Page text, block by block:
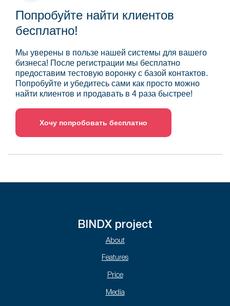
Попробуйте найти клиентов
бесплатно!
Мы уверены в пользе нашей системы для вашего
бизнеса! После регистрации мы бесплатно
предоставим тестовую воронку с базой контактов.
Попробуйте и убедитесь сами как просто можно
найти клиентов и продавать в 4 раза быстрее!
Хочу попробовать бесплатно
BINDX project
About
Features
Price
Media